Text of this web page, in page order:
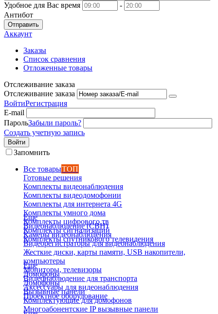
Удобное для Вас время
-
Антибот
Отправить
Аккаунт
Заказы
Список сравнения
Отложенные товары
Отслеживание заказа
Отслеживание заказа
ВойтиРегистрация
E-mail
ПарольЗабыли пароль?
Создать учетную запись
Войти
Запомнить
Все товарыТОП
Готовые решения
Комплекты видеонаблюдения
Комплекты видеодомофонии
Комплекты для интернета 4G
Комплекты умного дома
Комплекты цифрового тв
Комплекты сигнализаций
Комплекты спутникового телевидения
Еще
Видеонаблюдение (СВН)
Камеры видеонаблюдения
Видеорегистраторы для видеонаблюдения
Жесткие диски, карты памяти, USB накопители,
компьютеры
Мониторы, телевизоры
Видеонаблюдение для транспорта
Аксессуары для видеонаблюдения
Проектное оборудование
Еще
Домофоны
Домофоны
Вызывные панели
Комплектующие для домофонов
Многоабонентские IP вызывные панели